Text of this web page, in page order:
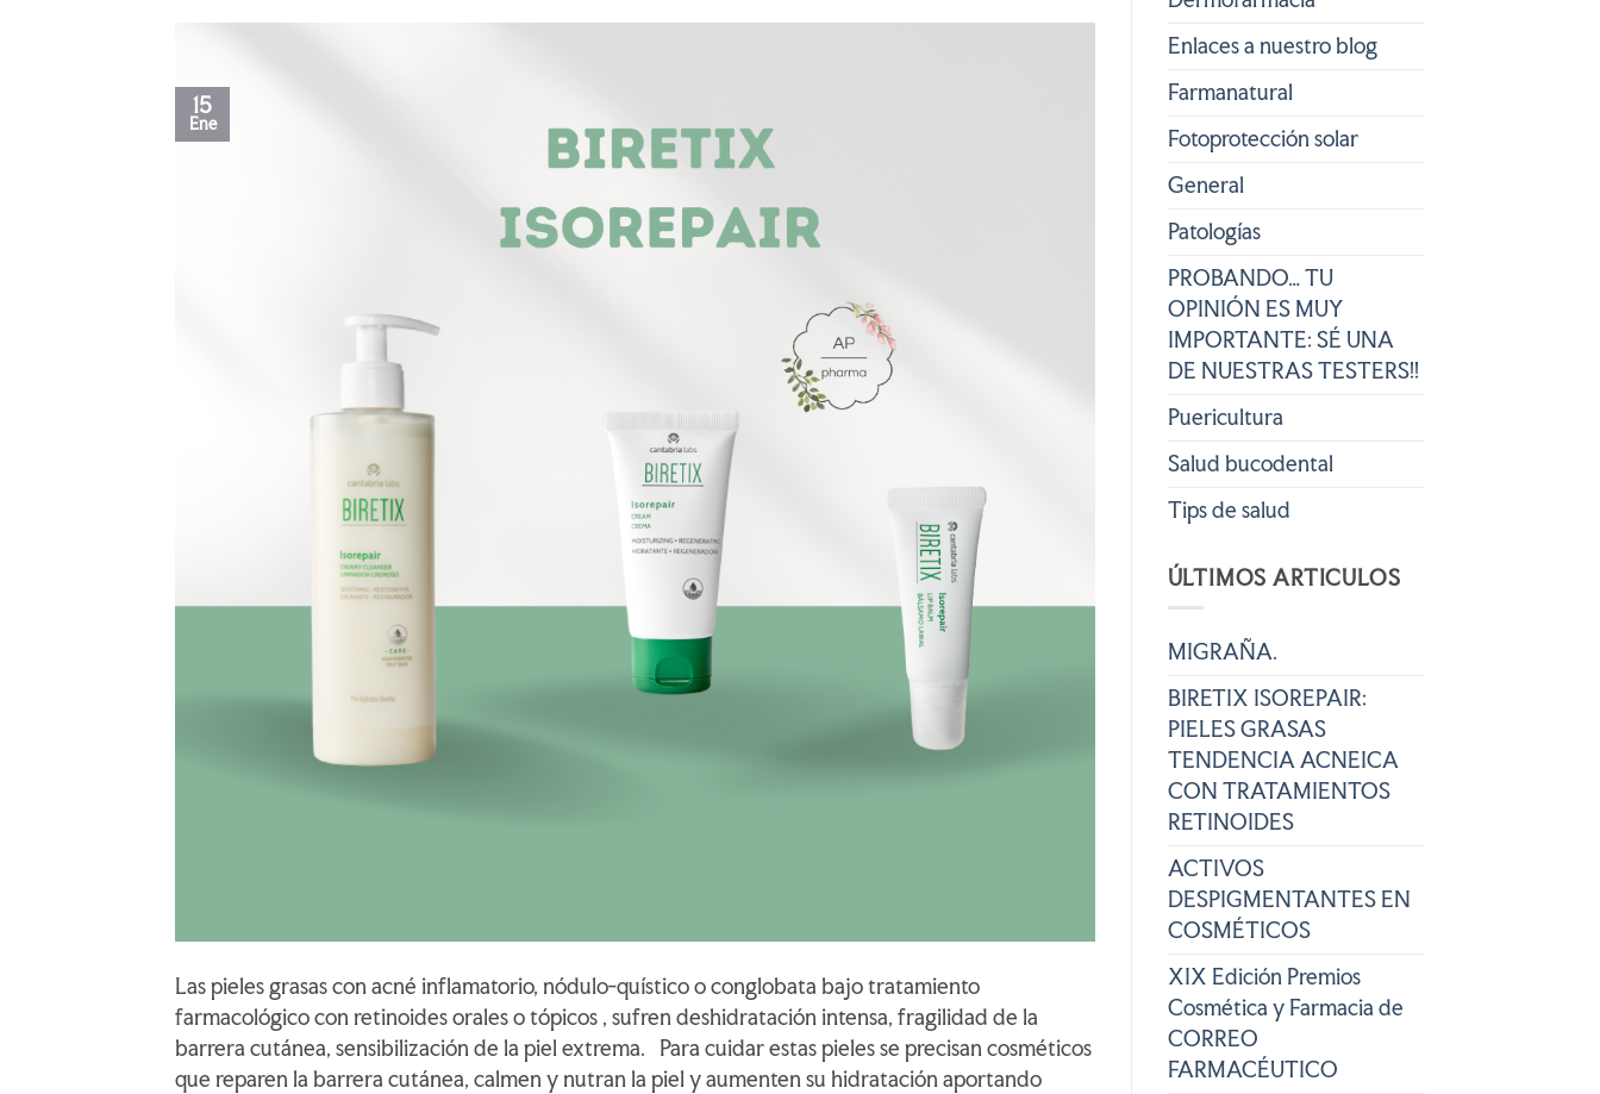
15
Ene
Las pieles grasas con acné inflamatorio, nódulo-quístico o conglobata bajo tratamiento
farmacológico con retinoides orales o tópicos , sufren deshidratación intensa, fragilidad de la
barrera cutánea, sensibilización de la piel extrema. Para cuidar estas pieles se precisan cosméticos
que reparen la barrera cutánea, calmen y nutran la piel y aumenten su hidratación aportando
Enlaces a nuestro blog
Farmanatural
Fotoprotección solar
General
Patologías
PROBANDO… TU
OPINIÓN ES MUY
IMPORTANTE: SÉ UNA
DE NUESTRAS TESTERS!!
Puericultura
Salud bucodental
Tips de salud
ÚLTIMOS ARTICULOS
MIGRAÑA.
BIRETIX ISOREPAIR:
PIELES GRASAS
TENDENCIA ACNEICA
CON TRATAMIENTOS
RETINOIDES
ACTIVOS
DESPIGMENTANTES EN
COSMÉTICOS
XIX Edición Premios
Cosmética y Farmacia de
CORREO
FARMACÉUTICO